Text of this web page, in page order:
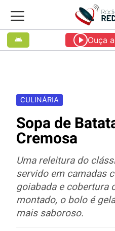
Ouça
CULINÁRIA
Sopa de
Cremosa
Uma releitura do
servido em camadas
goiabada e cobertura
montado, o bolo é
mais saboroso.